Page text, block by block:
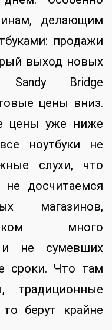
делающим
продажи
выход новых
Bridge
цены вниз.
цены уже ниже
ноутбуки не
слухи, что
досчитаемся
магазинов,
много
и не сумевших
сроки. Что там
традиционные
берут крайне